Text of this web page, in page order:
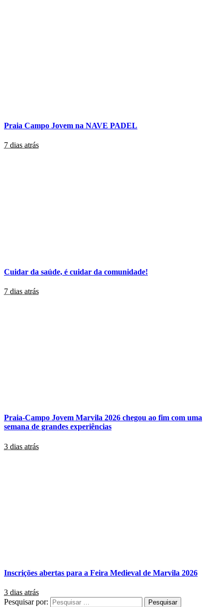
Praia Campo Jovem na NAVE PADEL
7 dias atrás
Cuidar da saúde, é cuidar da comunidade!
7 dias atrás
Praia-Campo Jovem Marvila 2026 chegou ao fim com uma
semana de grandes experiências
3 dias atrás
Inscrições abertas para a Feira Medieval de Marvila 2026
3 dias atrás
Pesquisar por: